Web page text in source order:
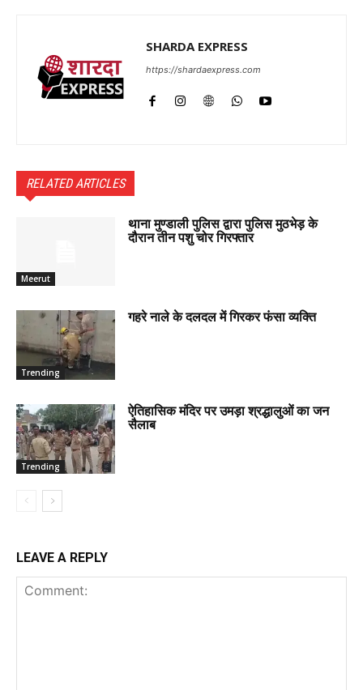
SHARDA EXPRESS
https://shardaexpress.com
RELATED ARTICLES
Meerut
थाना मुण्डाली पुलिस द्वारा पुलिस मुठभेड़ के
दौरान तीन पशु चोर गिरफ्तार
Trending
गहरे नाले के दलदल में गिरकर फंसा व्यक्ति
Trending
ऐतिहासिक मंदिर पर उमड़ा श्रद्धालुओं का जन
सैलाब
LEAVE A REPLY